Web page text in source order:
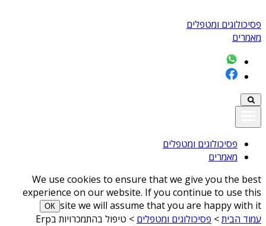
פסיכולוגים ומטפלים
מאמרים
פסיכולוגים ומטפלים
מאמרים
We use cookies to ensure that we give you the best
experience on our website. If you continue to use this
site we will assume that you are happy with it
ОК
עמוד הבית> פסיכולוגים ומטפלים > טיפול בהתמכרויות בErp